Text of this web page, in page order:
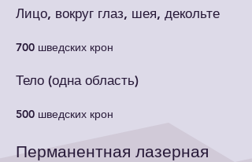
Лицо, вокруг глаз, шея, декольте
700 шведских крон
Тело (одна область)
500 шведских крон
Перманентная лазерная